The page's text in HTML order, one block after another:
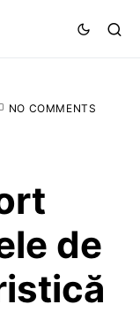
NO COMMENTS
de